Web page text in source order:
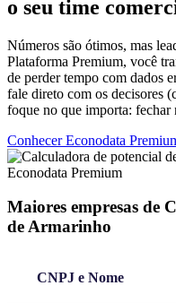
o seu time
Números são ótimos, mas
Plataforma Premium, você
de perder tempo com dados
fale direto com os decisores
foque no que importa: fechar
Conhecer Econodata
Maiores empresas de
de Armarinho
CNPJ e Nome